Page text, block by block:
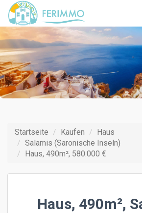
Startseite Kaufen
Haus
Salamis (Saronische Inseln)
Haus, 490m², 580.000 €
Haus, 490m²,